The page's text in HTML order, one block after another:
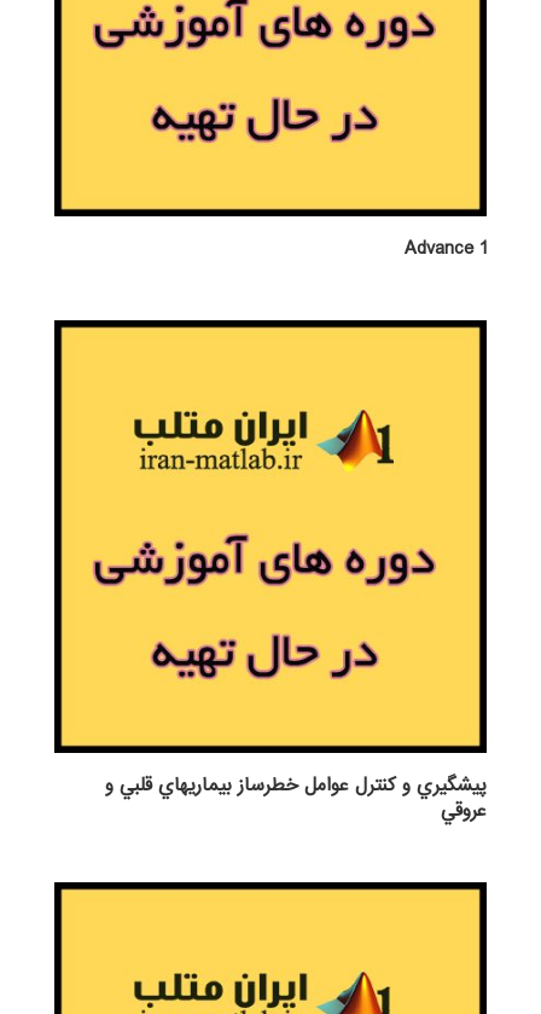
Advance 1
پيشگيري و كنترل عوامل خطرساز بيماريهاي قلبي و
عروقي